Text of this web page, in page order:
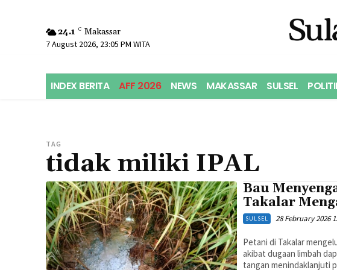
24.1 C Makassar
7 August 2026, 23:05 PM WITA
INDEX BERITA AFF 2026 NEWS MAKASSAR SULSEL
TAG
tidak miliki IPAL
Bau
Takalar
SULSEL 28 February 2026
Petani di Takalar
akibat dugaan limbah
tangan menindaklanjuti